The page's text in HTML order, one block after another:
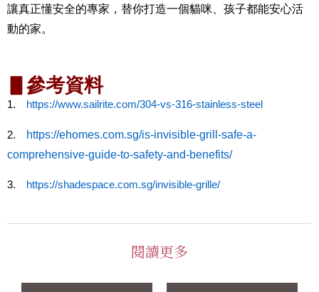
讓真正懂安全的專家，替你打造一個貓咪、孩子都能安心活
動的家。
▋參考資料
1. https://www.sailrite.com/304-vs-316-stainless-steel
2.
https://ehomes.com.sg/is-invisible-grill-safe-a-
comprehensive-guide-to-safety-and-benefits/
3. https://shadespace.com.sg/invisible-grille/
閱讀更多